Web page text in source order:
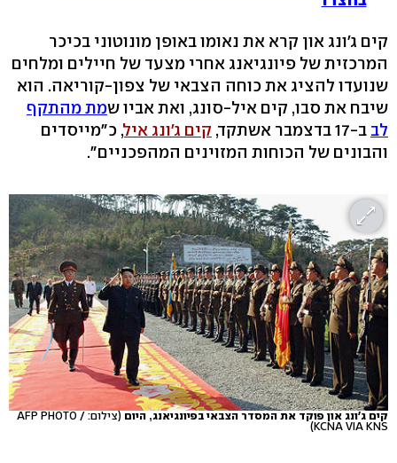
קים ג'ונג און קרא את נאומו באופן מונוטוני בכיכר
המרכזית של פיונגיאנג אחרי מצעד של חיילים ומלחים
שנועדו להציג את כוחה הצבאי של צפון-קוריאה. הוא
שיבח את סבו, קים איל-סונג, ואת אביו שמת מהתקף
לב ב-17 בדצמבר אשתקד, קים ג'ונג איל, כ"מייסדים
והבונים של הכוחות המזוינים המהפכניים".
קים ג'ונג און פוקד את המסדר הצבאי בפיונגיאנג, היום
(צילום: AFP PHOTO /
KCNA VIA KNS)